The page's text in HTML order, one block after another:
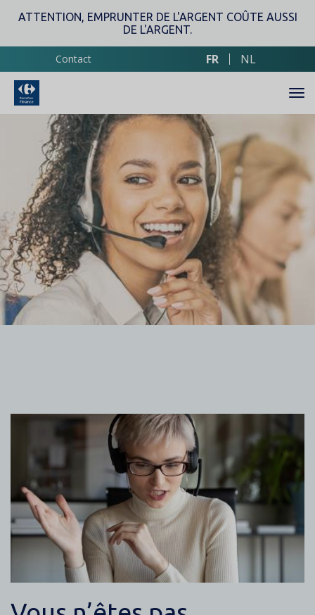
au
ATTENTION, EMPRUNTER DE L'ARGENT COÛTE AUSSI
DE L'ARGENT.
Contact FR NL